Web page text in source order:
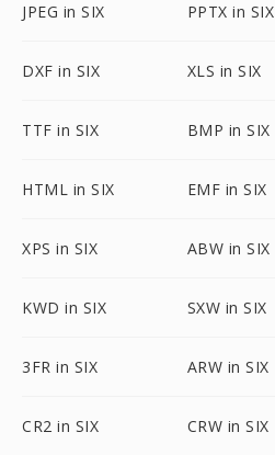
JPEG in SIX PPTX in SIX
DXF in SIX XLS in SIX
TTF in SIX BMP in SIX
HTML in SIX EMF in SIX
XPS in SIX ABW in SIX
KWD in SIX SXW in SIX
3FR in SIX ARW in SIX
CR2 in SIX CRW in SIX